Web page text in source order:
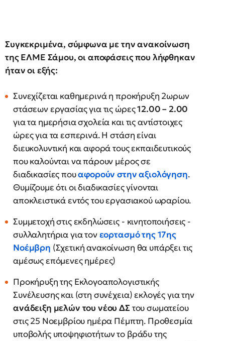
Συγκεκριμένα, σύμφωνα με την ανακοίνωση
της ΕΛΜΕ Σάμου, οι αποφάσεις που λήφθηκαν
ήταν οι εξής:
Συνεχίζεται καθημερινά η προκήρυξη 2ωρων
στάσεων εργασίας για τις ώρες12.00 – 2.00
για τα ημερήσια σχολεία και τις αντίστοιχες
ώρες για τα εσπερινά. Η στάση είναι
διευκολυντική και αφορά τους εκπαιδευτικούς
που καλούνται να πάρουν μέρος σε
διαδικασίες πουαφορούν στηναξιολόγηση.
Θυμίζουμε ότι οι διαδικασίες γίνονται
αποκλειστικά εντός του εργασιακού ωραρίου.
Συμμετοχή στις εκδηλώσεις - κινητοποιήσεις -
συλλαλητήρια για τονεορτασμό της17ης
Νοέμβρη (Σχετική ανακοίνωση θα υπάρξει τις
αμέσως επόμενες ημέρες)
Προκήρυξη της Εκλογοαπολογιστικής
Συνέλευσης και (στη συνέχεια) εκλογές για την
ανάδειξη μελών του νέου ΔΣ του σωματείου
στις 25 Νοεμβρίου ημέρα Πέμπτη. Προθεσμία
υποβολής υποψηφιοτήτων το βράδυ της